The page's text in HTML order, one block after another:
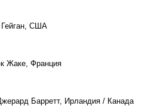
Гейган, США
Жаке, Франция
Барретт, Ирландия / Канада